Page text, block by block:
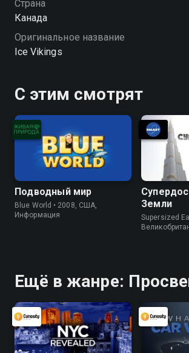
Страна
Канада
Оригинальное название
Ice Vikings
С этим смотрят
Подводный мир
Blue World • 2008, США,
Информация
Земли
Supersized
Ещё в жанре: